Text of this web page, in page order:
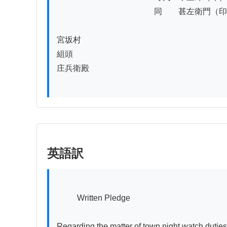
同　　甚左衛門（印
宮坂村
組頭
庄兵衛殿
英語訳